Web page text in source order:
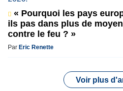
« Pourquoi les pays
ils pas dans plus de
contre le feu ? »
Par Eric Renette
Voir plus